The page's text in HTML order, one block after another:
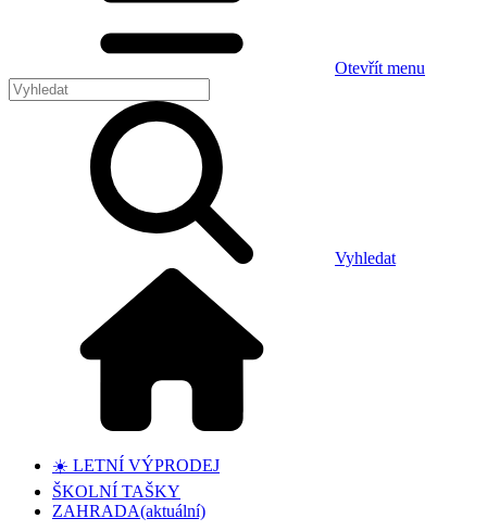
Otevřít menu
Vyhledat
☀️ LETNÍ VÝPRODEJ
ŠKOLNÍ TAŠKY
ZAHRADA(aktuální)